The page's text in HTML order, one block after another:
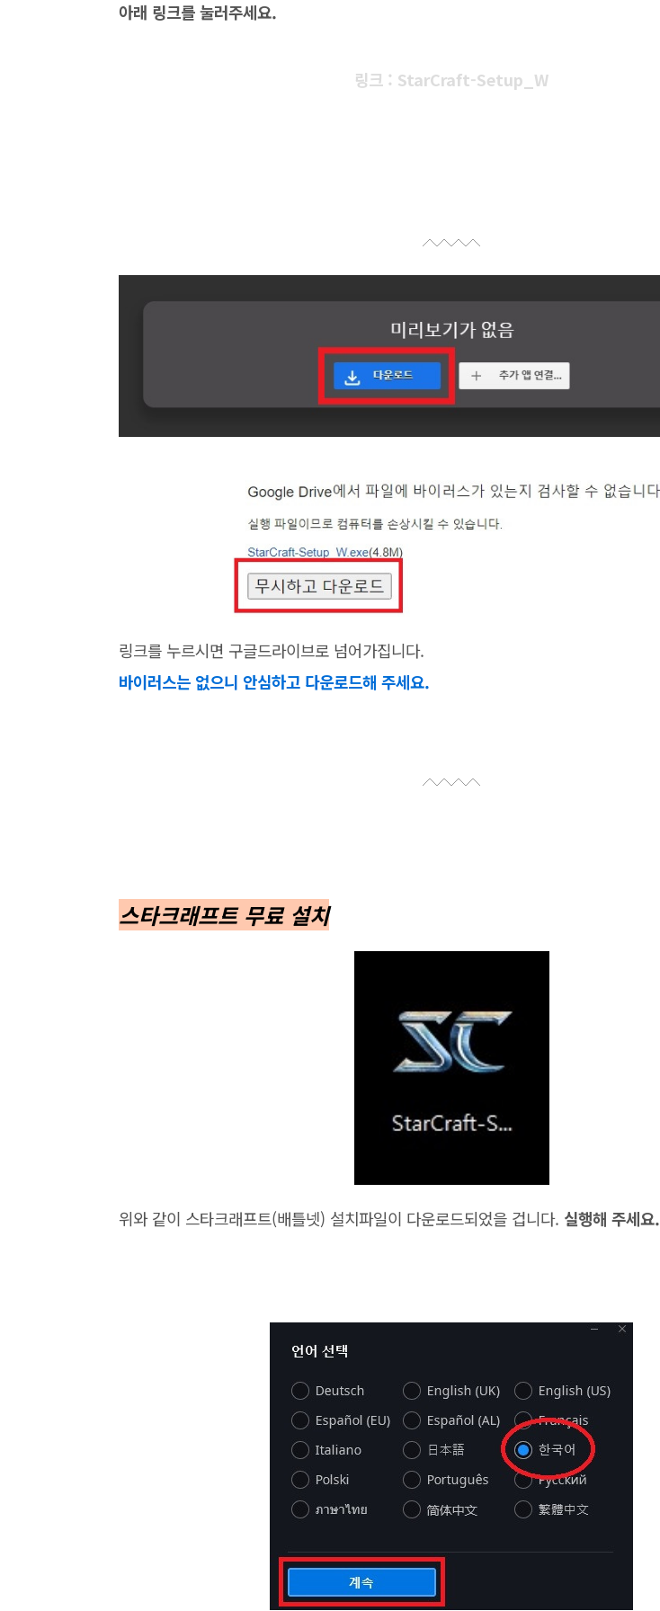
아래 링크를 눌러주세요.
링크 : StarCraft-Setup_W
링크를 누르시면 구글드라이브로 넘어가집니다.
바이러스는 없으니 안심하고 다운로드해 주세요.
스타크래프트 무료 설치
위와 같이 스타크래프트(배틀넷) 설치파일이 다운로드되었을 겁니다. 실행해 주세요.